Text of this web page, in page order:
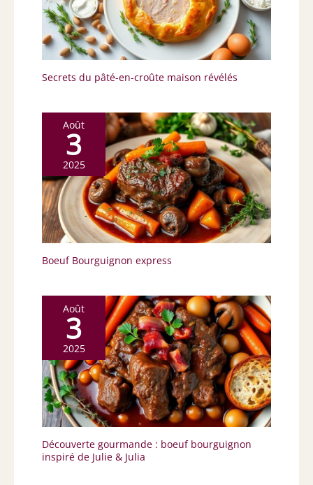
Secrets du pâté-en-croûte maison révélés
Août
3
2025
Boeuf Bourguignon express
Août
3
2025
Découverte gourmande : boeuf bourguignon
inspiré de Julie & Julia